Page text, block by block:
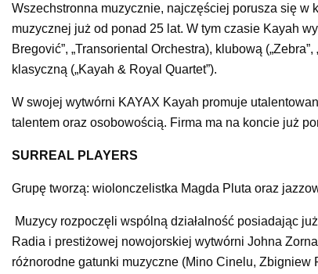
Wszechstronna muzycznie, najczęściej porusza się w
muzycznej już od ponad 25 lat. W tym czasie Kayah
Bregović”, „Transoriental Orchestra), klubową
klasyczną („Kayah & Royal Quartet”).
W swojej wytwórni KAYAX Kayah promuje
talentem oraz osobowością. Firma ma na koncie już
SURREAL PLAYERS
Grupę tworzą: wiolonczelistka Magda Pluta oraz
Muzycy rozpoczęli wspólną działalność posiadając
Radia i prestiżowej nowojorskiej wytwórni Johna
różnorodne gatunki muzyczne (Mino Cinelu, Zbigniew